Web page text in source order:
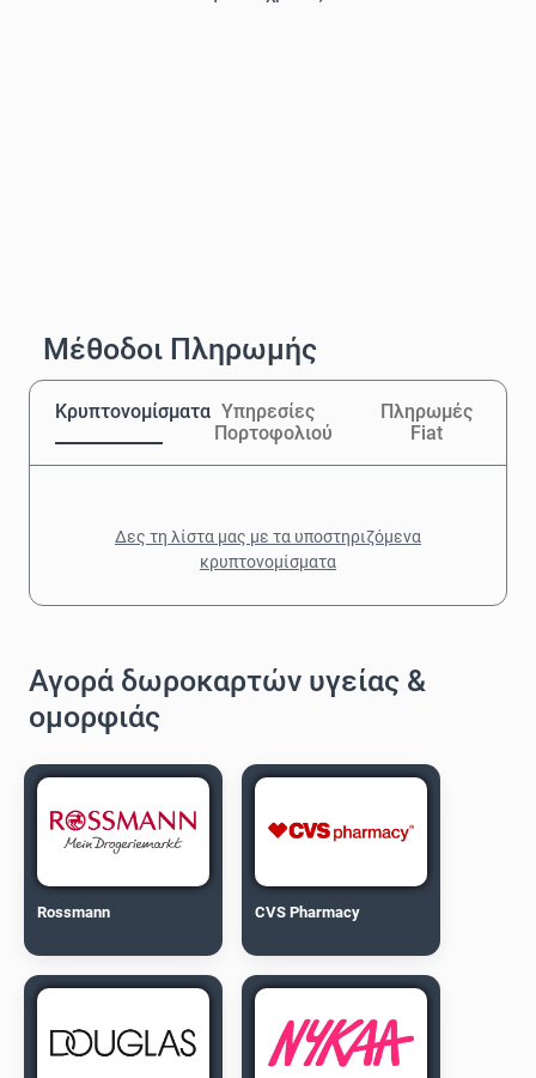
Μέθοδοι Πληρωμής
Κρυπτονομίσματα Υπηρεσίες
Πορτοφολιού
Πληρωμές
Fiat
Δες τη λίστα μας με τα υποστηριζόμενα
κρυπτονομίσματα
Αγορά δωροκαρτών υγείας &
ομορφιάς
Rossmann CVS Pharmacy